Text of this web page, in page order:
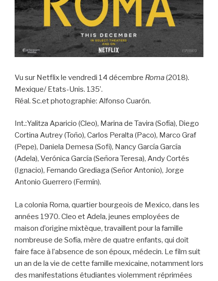
Vu sur Netflix le vendredi 14 décembre Roma(2018).
Mexique/ Etats-Unis. 135’.
Réal. Sc.et photographie: Alfonso Cuarón.
Int.:Yalitza Aparicio (Cleo), Marina de Tavira (Sofía), Diego
Cortina Autrey (Toño), Carlos Peralta (Paco), Marco Graf
(Pepe), Daniela Demesa (Sofi), Nancy García García
(Adela), Verónica García (Señora Teresa), Andy Cortés
(Ignacio), Fernando Grediaga (Señor Antonio), Jorge
Antonio Guerrero (Fermín).
La colonia Roma, quartier bourgeois de Mexico, dans les
années 1970. Cleo et Adela, jeunes employées de
maison d’origine mixtèque, travaillent pour la famille
nombreuse de Sofía, mère de quatre enfants, qui doit
faire face à l’absence de son époux, médecin. Le film suit
un an de la vie de cette famille mexicaine, notamment lors
des manifestations étudiantes violemment réprimées